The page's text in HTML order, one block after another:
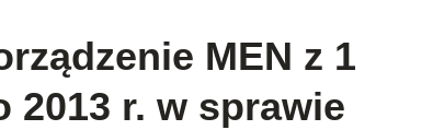
MEN z 1
2013 r. w sprawie